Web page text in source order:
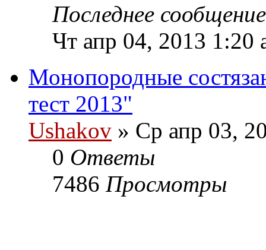
Последнее
Чт апр 04, 2013 1:20
Монопородные
тест 2013"
Ushakov » Ср апр 03,
0 Ответы
7486 Просмотры